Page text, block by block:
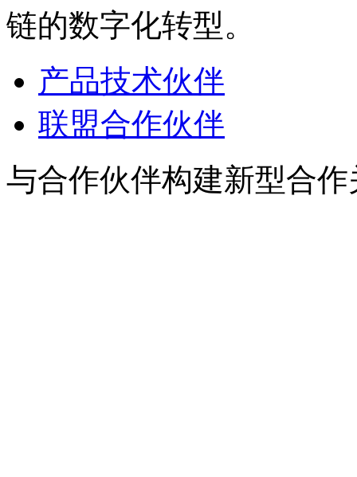
链的数字化转型。
产品技术伙伴
联盟合作伙伴
与合作伙伴构建新型合作